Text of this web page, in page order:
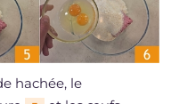
hachée, le